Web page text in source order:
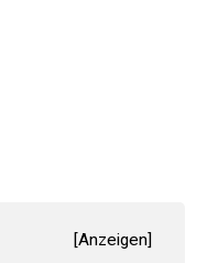
[Anzeigen]